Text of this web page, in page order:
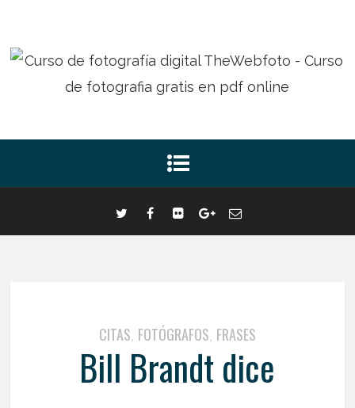
CITAS, FOTÓGRAFOS, FRASES
Bill Brandt dice